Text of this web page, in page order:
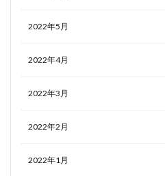
2022年5月
2022年4月
2022年3月
2022年2月
2022年1月